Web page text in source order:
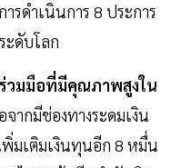
รดำเนินการ 8 ประการ
ดับโลก
ร่วมมือที่มีคุณภาพสูงใน
ากมีช่องทางระดมเงิน
มเติมเงินทุนอีก 8 หมื่น